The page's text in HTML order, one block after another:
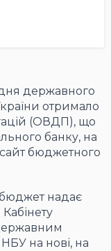
державного
отримало
(ОВДП), що
банку, на
бюджетного
надає
на нові, на